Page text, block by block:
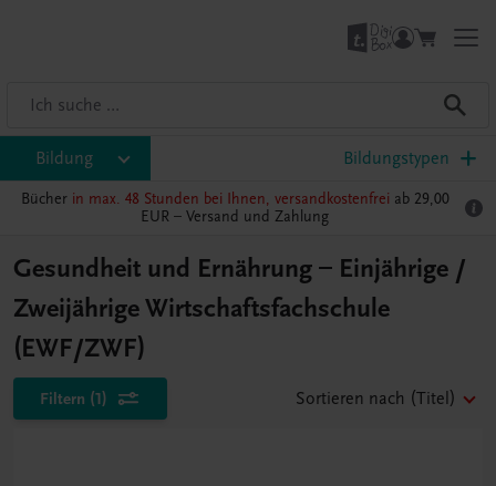
Bildung Bildungstypen
Bücher in max. 48 Stunden bei Ihnen, versandkostenfrei ab 29,00
EUR – Versand und Zahlung
Gesundheit und Ernährung – Einjährige /
Zweijährige Wirtschaftsfachschule
(EWF/ZWF)
Filtern (1) Sortieren nach (Titel)